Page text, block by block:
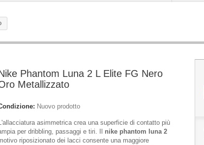
Phantom Luna 2 L Elite FG Nero
Metallizzato
Nuovo prodotto
asimmetrica crea una superficie di contatto più
per dribbling, passaggi e tiri. Il nike phantom luna 2
riposizionato dei lacci consente una maggiore